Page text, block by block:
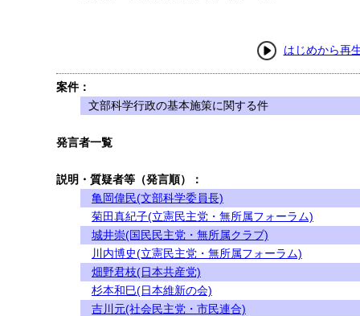
はじめから再
案件：
文部科学行政の基本施策に関する件
発言者一覧
説明・質疑者等（発言順）：
亀岡偉民(文部科学委員長)
菊田真紀子(立憲民主党・無所属フォーラム)
城井崇(国民民主党・無所属クラブ)
川内博史(立憲民主党・無所属フォーラム)
畑野君枝(日本共産党)
杉本和巳(日本維新の会)
吉川元(社会民主党・市民連合)